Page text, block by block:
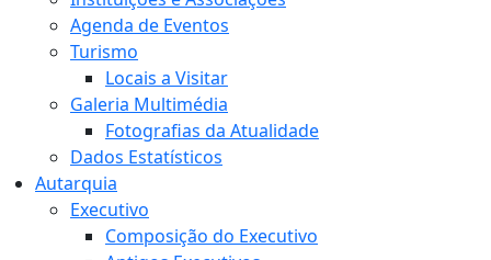
Agenda de Eventos
Turismo
Locais a Visitar
Galeria Multimédia
Fotografias da Atualidade
Dados Estatísticos
Autarquia
Executivo
Composição do Executivo